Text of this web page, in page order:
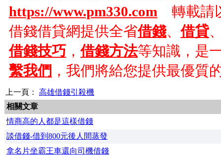
https://www.pm330.com 轉載請
借錢借貸網提供全省借錢、借貸
借錢技巧 ，借錢方法等知識，是
繫我們 ，我們將給您提供最優質
上一頁： 高雄借錢引殺機
相關文章
情商高的人都是這樣借錢
談借錢-借到800元後人間蒸發
拿名片坐霸王車還向司機借錢